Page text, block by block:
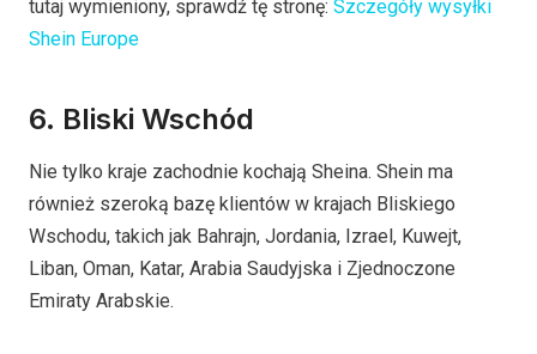
tutaj wymieniony, sprawdź tę stronę: Szczegóły wysyłki
Shein Europe
6. Bliski Wschód
Nie tylko kraje zachodnie kochają Sheina. Shein ma
również szeroką bazę klientów w krajach Bliskiego
Wschodu, takich jak Bahrajn, Jordania, Izrael, Kuwejt,
Liban, Oman, Katar, Arabia Saudyjska i Zjednoczone
Emiraty Arabskie.